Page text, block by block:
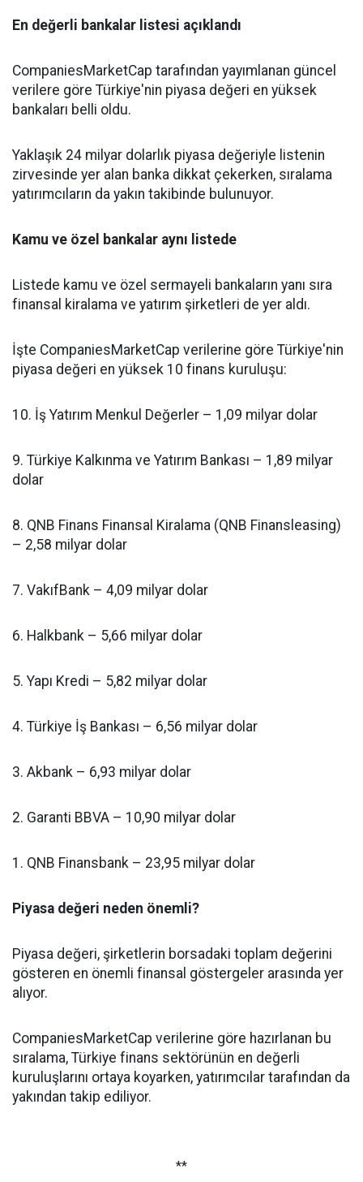
En değerli bankalar listesi açıklandı
CompaniesMarketCap tarafından yayımlanan güncel
verilere göre Türkiye'nin piyasa değeri en yüksek
bankaları belli oldu.
Yaklaşık 24 milyar dolarlık piyasa değeriyle listenin
zirvesinde yer alan banka dikkat çekerken, sıralama
yatırımcıların da yakın takibinde bulunuyor.
Kamu ve özel bankalar aynı listede
Listede kamu ve özel sermayeli bankaların yanı sıra
finansal kiralama ve yatırım şirketleri de yer aldı.
İşte CompaniesMarketCap verilerine göre Türkiye'nin
piyasa değeri en yüksek 10 finans kuruluşu:
10. İş Yatırım Menkul Değerler – 1,09 milyar dolar
9. Türkiye Kalkınma ve Yatırım Bankası – 1,89 milyar
dolar
8. QNB Finans Finansal Kiralama (QNB Finansleasing)
– 2,58 milyar dolar
7. VakıfBank – 4,09 milyar dolar
6. Halkbank – 5,66 milyar dolar
5. Yapı Kredi – 5,82 milyar dolar
4. Türkiye İş Bankası – 6,56 milyar dolar
3. Akbank – 6,93 milyar dolar
2. Garanti BBVA – 10,90 milyar dolar
1. QNB Finansbank – 23,95 milyar dolar
Piyasa değeri neden önemli?
Piyasa değeri, şirketlerin borsadaki toplam değerini
gösteren en önemli finansal göstergeler arasında yer
alıyor.
CompaniesMarketCap verilerine göre hazırlanan bu
sıralama, Türkiye finans sektörünün en değerli
kuruluşlarını ortaya koyarken, yatırımcılar tarafından da
yakından takip ediliyor.
**